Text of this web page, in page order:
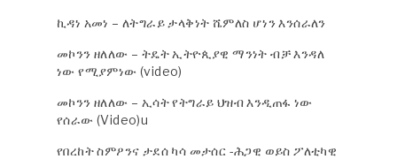
ኪዳነ አመነ – ለትግራይ ታላቅነት ሼምለስ ሆነን እንሰራለን
መኮንን ዘለለው – ትዴት ኢትዮጲያዊ ማንነት ብቻ እንዳለ
ነው የሚያምነው (video)
መኮንን ዘለለው – ኢሳት የትግራይ ህዝብ እንዲጠፋ ነው
የሰራው (Video)u
የበረከት ስምዖንና ታደሰ ካሳ መታሰር -ሕጋዊ ወይስ ፖለቲካዊ